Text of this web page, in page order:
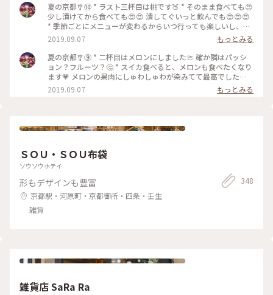
夏の京都🎐⑩ * ラスト三杯目は桃です🍑 * そのまま食べても😍
少し漬けてから食べても😍😍 潰してぐいっと飲んでも😍😍😍
* 季節ごとにメニューが変わるからいつ行っても楽しいし、近
くにあったら週1で行きたいところだけどそれは耐えて絶対に
月2は行く😆🙌🏻💗 #京都 #河原町 #サワー専門店 #sour #サワ
ー #桃
2019.09.07
もっとみる
夏の京都🎐⑨ * 二杯目はメロンにしました🍈 確か隣はパッシ
ョン？フルーツ？🤔 * スイカ食べると、メロンも食べたくなり
ます💗 メロンの果肉にしゅわしゅわが染みてて最高でした
🙆🏻‍♀️✨ #京都 #河原町 #サワー専門店 #sour #サワー #メロン
2019.09.07 もっとみる
ＳＯＵ・ＳＯＵ布袋
ソウソウホテイ
形もデザインも豊富
京都駅・河原町・京都御所・四条・壬生
雑貨
348
雑貨店 SaRa Ra